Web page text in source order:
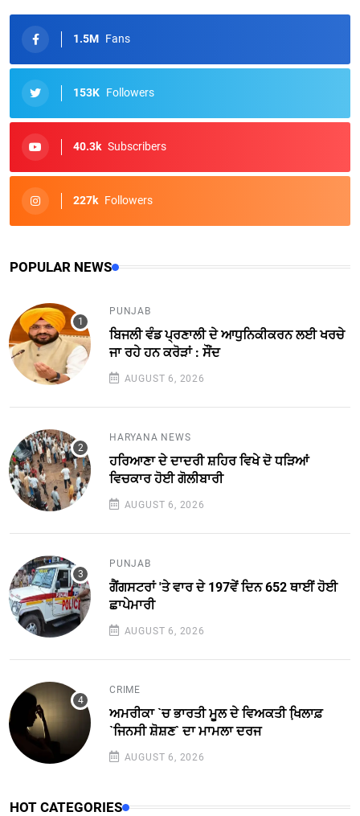
1.5M Fans
153K Followers
40.3k Subscribers
227k Followers
POPULAR NEWS
PUNJAB
ਬਿਜਲੀ ਵੰਡ ਪ੍ਰਣਾਲੀ ਦੇ ਆਧੁਨਿਕੀਕਰਨ ਲਈ ਖਰਚੇ
ਜਾ ਰਹੇ ਹਨ ਕਰੋੜਾਂ : ਸੌਂਦ
AUGUST 6, 2026
HARYANA NEWS
ਹਰਿਆਣਾ ਦੇ ਦਾਦਰੀ ਸ਼ਹਿਰ ਵਿਖੇ ਦੋ ਧੜਿਆਂ
ਵਿਚਕਾਰ ਹੋਈ ਗੋਲੀਬਾਰੀ
AUGUST 6, 2026
PUNJAB
ਗੈਂਗਸਟਰਾਂ 'ਤੇ ਵਾਰ ਦੇ 197ਵੇਂ ਦਿਨ 652 ਥਾਈਂ ਹੋਈ
ਛਾਪੇਮਾਰੀ
AUGUST 6, 2026
CRIME
ਅਮਰੀਕਾ `ਚ ਭਾਰਤੀ ਮੂਲ ਦੇ ਵਿਅਕਤੀ ਖਿ਼ਲਾਫ਼
`ਜਿਨਸੀ ਸ਼ੋਸ਼ਣ` ਦਾ ਮਾਮਲਾ ਦਰਜ
AUGUST 6, 2026
HOT CATEGORIES